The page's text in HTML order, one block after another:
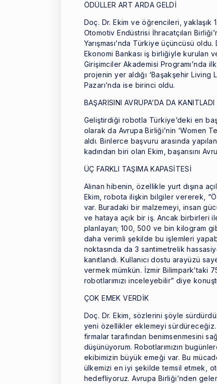
ÖDÜLLER ART ARDA GELDİ
Doç. Dr. Ekim ve öğrencileri, yaklaşık
Otomotiv Endüstrisi İhracatçıları
Yarışması’nda Türkiye üçüncüsü
Ekonomi Bankası iş birliğiyle kurulan
Girişimciler Akademisi Programı’nda
projenin yer aldığı ‘Başakşehir Living
Pazarı’nda ise birinci oldu.
BAŞARISINI AVRUPA’DA DA KANITLADI
Geliştirdiği robotla Türkiye’deki en
olarak da Avrupa Birliği’nin ‘Women
aldı. Binlerce başvuru arasında
kadından biri olan Ekim, başarısını
ÜÇ FARKLI TAŞIMA KAPASİTESİ
Alınan hibenin, özellikle yurt dışına
Ekim, robota ilişkin bilgiler vererek,
var. Buradaki bir malzemeyi, insan
ve hataya açık bir iş. Ancak birbirleri
planlayan; 100, 500 ve bin kilogram
daha verimli şekilde bu işlemleri
noktasında da 3 santimetrelik
kanıtlandı. Kullanıcı dostu arayüzü
vermek mümkün. İzmir Bilimpark’taki
robotlarımızı inceleyebilir” diye
ÇOK EMEK VERDİK
Doç. Dr. Ekim, sözlerini şöyle
yeni özellikler eklemeyi sürdüreceğiz.
firmalar tarafından benimsenmesini
düşünüyorum. Robotlarımızın
ekibimizin büyük emeği var. Bu
ülkemizi en iyi şekilde temsil etmek,
hedefliyoruz. Avrupa Birliği’nden